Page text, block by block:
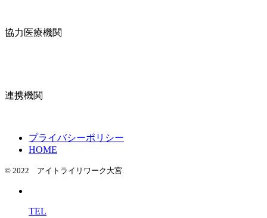
協力医療機関
連携機関
プライバシーポリシー
HOME
© 2022 アイトライリワーク大宮.
TEL